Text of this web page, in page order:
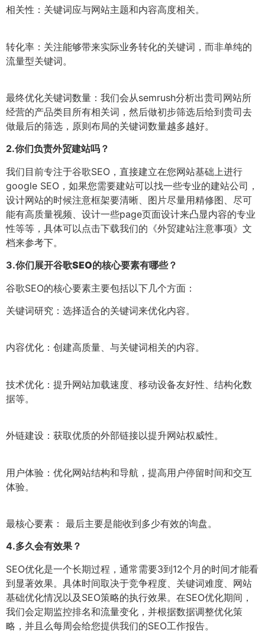
相关性：关键词应与网站主题和内容高度相关。
转化率：关注能够带来实际业务转化的关键词，而非单纯的
流量型关键词。
最终优化关键词数量：我们会从semrush分析出贵司网站所
经营的产品类目所有相关词，然后做初步筛选后给到贵司去
做最后的筛选，原则布局的关键词数量越多越好。
2.你们负责外贸建站吗？
我们目前专注于谷歌SEO，直接建立在您网站基础上进行
google SEO，如果您需要建站可以找一些专业的建站公司，
设计网站的时候注意框架要清晰、图片尽量用精修图、尽可
能有高质量视频、设计一些page页面设计来凸显内容的专业
性等等，具体可以点击下载我们的《外贸建站注意事项》文
档来参考下。
3.你们展开谷歌SEO的核心要素有哪些？
谷歌SEO的核心要素主要包括以下几个方面：
关键词研究：选择适合的关键词来优化内容。
内容优化：创建高质量、与关键词相关的内容。
技术优化：提升网站加载速度、移动设备友好性、结构化数
据等。
外链建设：获取优质的外部链接以提升网站权威性。
用户体验：优化网站结构和导航，提高用户停留时间和交互
体验。
最核心要素： 最后主要是能收到多少有效的询盘。
4.多久会有效果？
SEO优化是一个长期过程，通常需要3到12个月的时间才能看
到显著效果。具体时间取决于竞争程度、关键词难度、网站
基础优化情况以及SEO策略的执行效果。在SEO优化期间，
我们会定期监控排名和流量变化，并根据数据调整优化策
略，并且么每周会给您提供我们的SEO工作报告。